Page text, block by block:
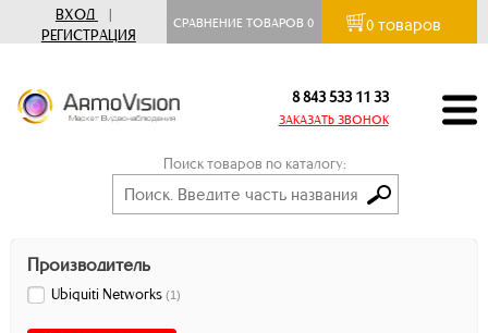
ВХОД
|
РЕГИСТРАЦИЯ
СРАВНЕНИЕ ТОВАРОВ0 0 товаров
8 843 533 11 33
ЗАКАЗАТЬ ЗВОНОК
Поиск товаров по каталогу:
Производитель
Ubiquiti Networks (1)